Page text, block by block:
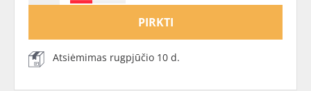
PIRKTI
Atsiėmimas rugpjūčio 10 d.